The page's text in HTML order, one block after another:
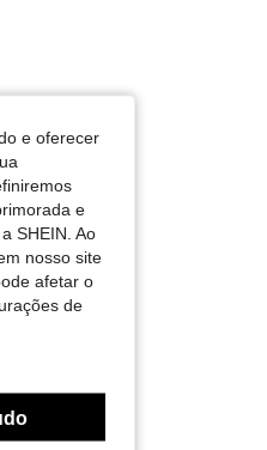
e oferecer
e
SHEIN. Ao
nosso site
afetar o
de